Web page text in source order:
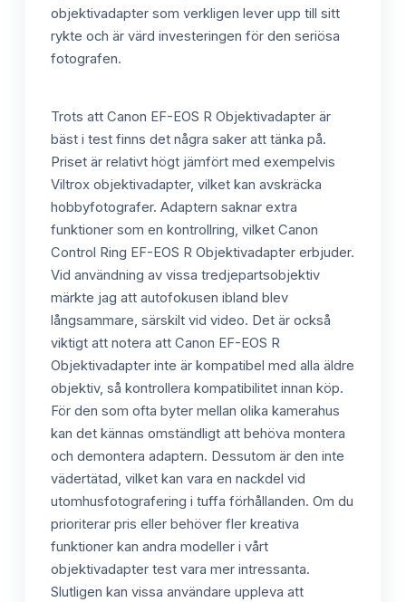
objektivadapter som verkligen lever upp till sitt
rykte och är värd investeringen för den seriösa
fotografen.
Trots att Canon EF-EOS R Objektivadapter är
bäst i test finns det några saker att tänka på.
Priset är relativt högt jämfört med exempelvis
Viltrox objektivadapter, vilket kan avskräcka
hobbyfotografer. Adaptern saknar extra
funktioner som en kontrollring, vilket Canon
Control Ring EF-EOS R Objektivadapter erbjuder.
Vid användning av vissa tredjepartsobjektiv
märkte jag att autofokusen ibland blev
långsammare, särskilt vid video. Det är också
viktigt att notera att Canon EF-EOS R
Objektivadapter inte är kompatibel med alla äldre
objektiv, så kontrollera kompatibilitet innan köp.
För den som ofta byter mellan olika kamerahus
kan det kännas omständligt att behöva montera
och demontera adaptern. Dessutom är den inte
vädertätad, vilket kan vara en nackdel vid
utomhusfotografering i tuffa förhållanden. Om du
prioriterar pris eller behöver fler kreativa
funktioner kan andra modeller i vårt
objektivadapter test vara mer intressanta.
Slutligen kan vissa användare uppleva att